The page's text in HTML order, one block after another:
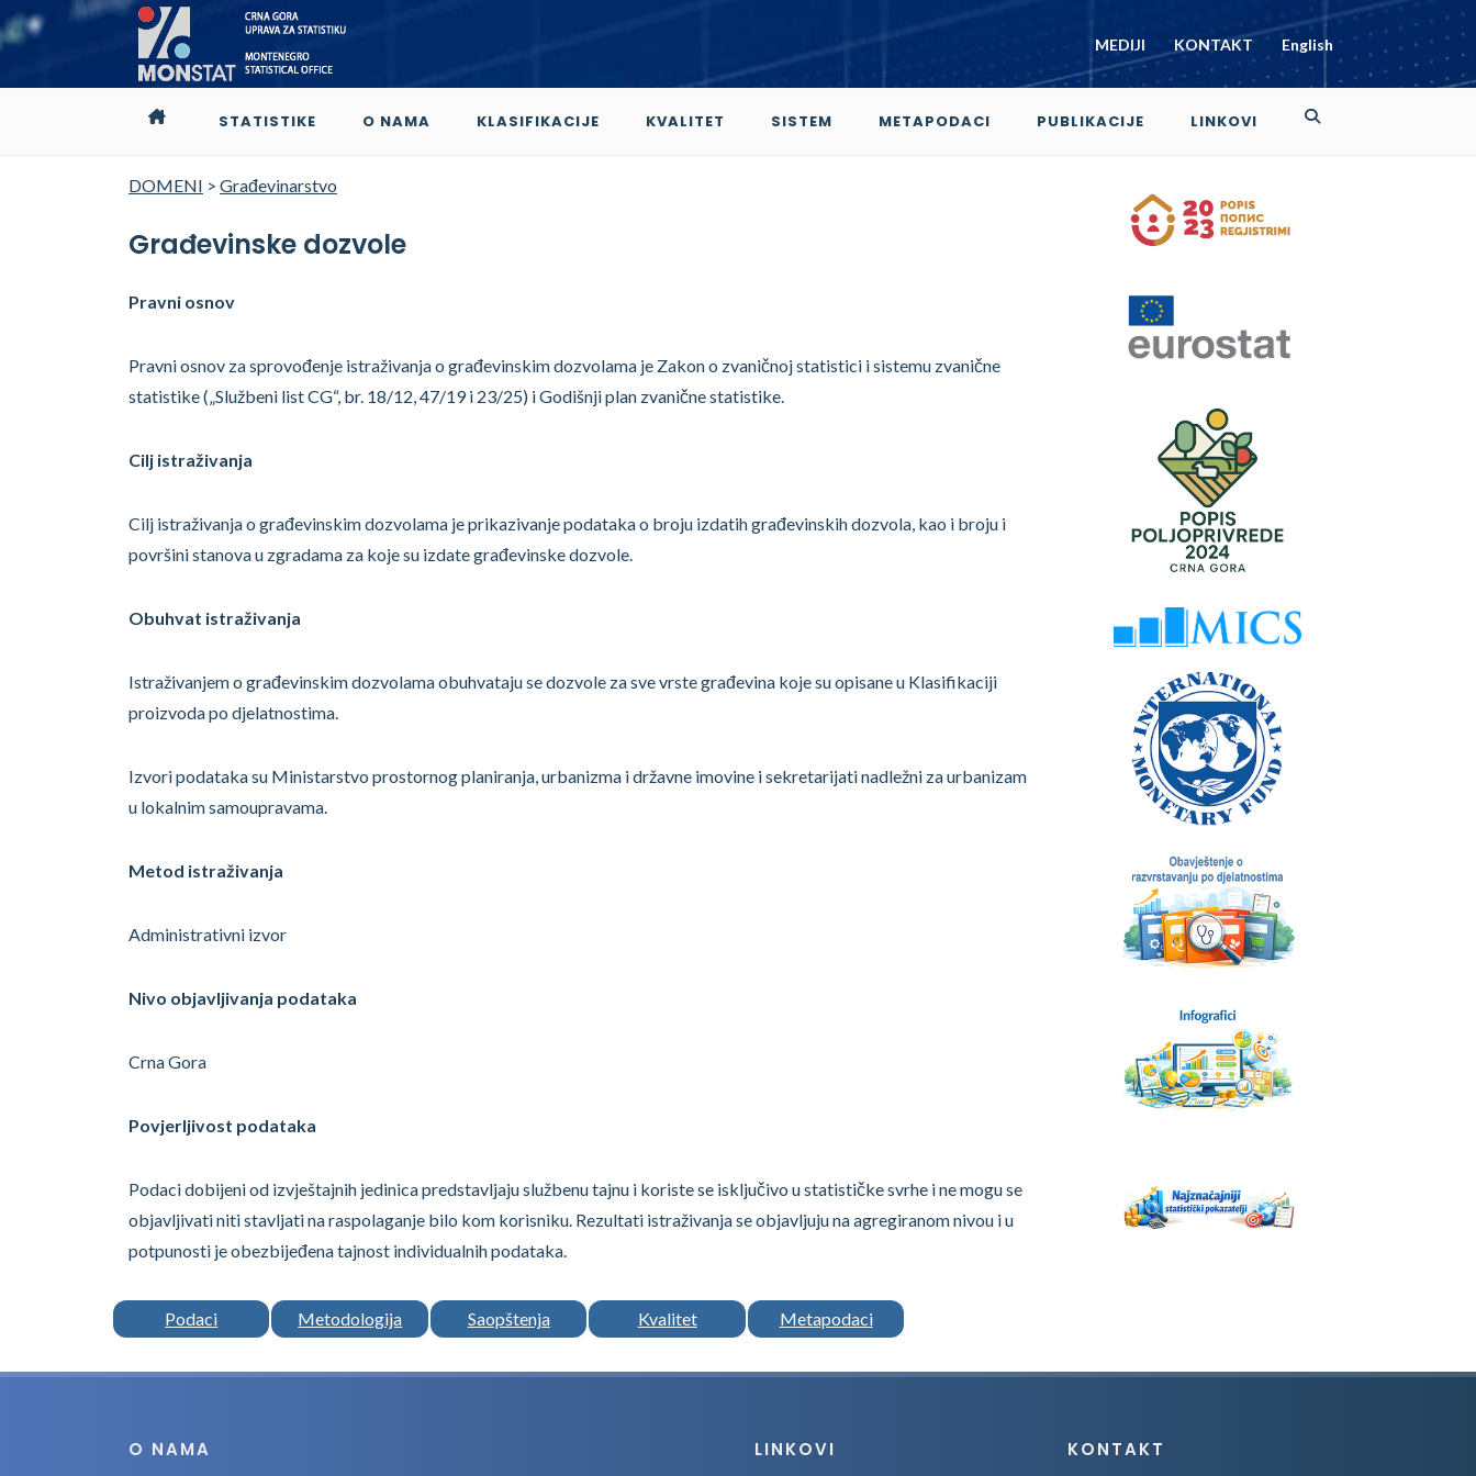
MEDIJI KONTAKT English
STATISTIKE O NAMA KLASIFIKACIJE KVALITET SISTEM METAPODACI PUBLIKACIJE LINKOVI
DOMENI > Građevinarstvo
Građevinske dozvole
Pravni osnov
Pravni osnov za sprovođenje istraživanja o građevinskim dozvolama je Zakon o zvaničnoj statistici i sistemu zvanične
statistike („Službeni list CG“, br. 18/12, 47/19 i 23/25) i Godišnji plan zvanične statistike.
Cilj istraživanja
Cilj istraživanja o građevinskim dozvolama je prikazivanje podataka o broju izdatih građevinskih dozvola, kao i broju i
površini stanova u zgradama za koje su izdate građevinske dozvole.
Obuhvat istraživanja
Istraživanjem o građevinskim dozvolama obuhvataju se dozvole za sve vrste građevina koje su opisane u Klasifikaciji
proizvoda po djelatnostima.
Izvori podataka su Ministarstvo prostornog planiranja, urbanizma i državne imovine i sekretarijati nadležni za urbanizam
u lokalnim samoupravama.
Metod istraživanja
Administrativni izvor
Nivo objavljivanja podataka
Crna Gora
Povjerljivost podataka
Podaci dobijeni od izvještajnih jedinica predstavljaju službenu tajnu i koriste se isključivo u statističke svrhe i ne mogu se
objavljivati niti stavljati na raspolaganje bilo kom korisniku. Rezultati istraživanja se objavljuju na agregiranom nivou i u
potpunosti je obezbijeđena tajnost individualnih podataka.
Podaci Metodologija Saopštenja Kvalitet Metapodaci
O NAMA LINKOVI KONTAKT